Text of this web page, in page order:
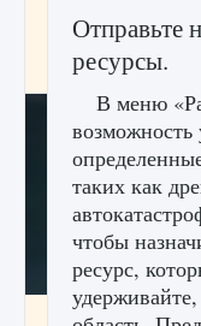
Force Hawk Ops
9 августа 2024
Как проверить
Отправьте
ресурсы.
В меню
таких как
чтобы
ресурс,